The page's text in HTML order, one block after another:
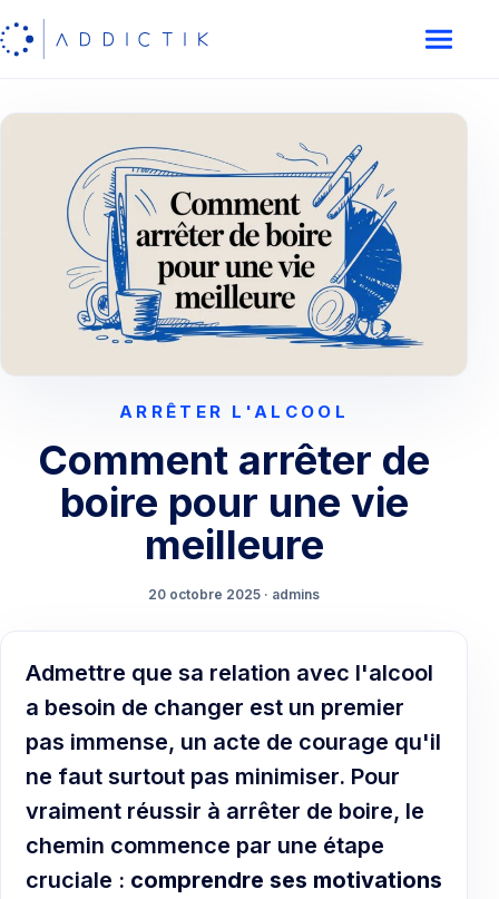
ARRÊTER L'ALCOOL
Comment arrêter de
boire pour une vie
meilleure
20 octobre 2025 · admins
Admettre que sa relation avec l'alcool
a besoin de changer est un premier
pas immense, un acte de courage qu'il
ne faut surtout pas minimiser. Pour
vraiment réussir à arrêter de boire, le
chemin commence par une étape
cruciale : comprendre ses motivations